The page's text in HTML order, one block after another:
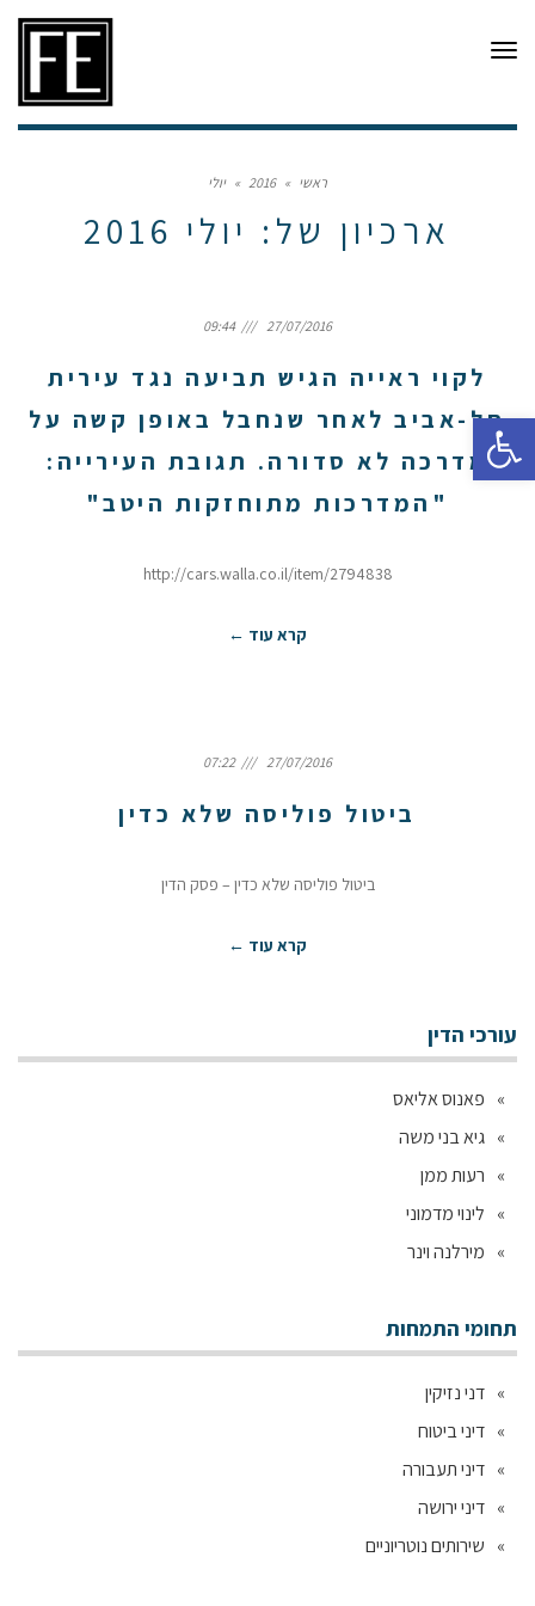
פתח סרגל נגישות
תפריט
ראשי »
2016
» יולי
ארכיון של: יולי 2016
27/07/2016
09:44
לקוי ראייה הגיש תביעה נגד עירית
תל-אביב לאחר שנחבל באופן קשה על
מדרכה לא סדורה. תגובת העירייה:
"המדרכות מתוחזקות היטב"
http://cars.walla.co.il/item/2794838
קרא עוד ←
27/07/2016
07:22
ביטול פוליסה שלא כדין
ביטול פוליסה שלא כדין – פסק הדין
קרא עוד ←
עורכי הדין
פאנוס אליאס
גיא בני משה
רעות ממן
לינוי מדמוני
מירלנה וינר
תחומי התמחות
דני נזיקין
דיני ביטוח
דיני תעבורה
דיני ירושה
שירותים נוטריוניים